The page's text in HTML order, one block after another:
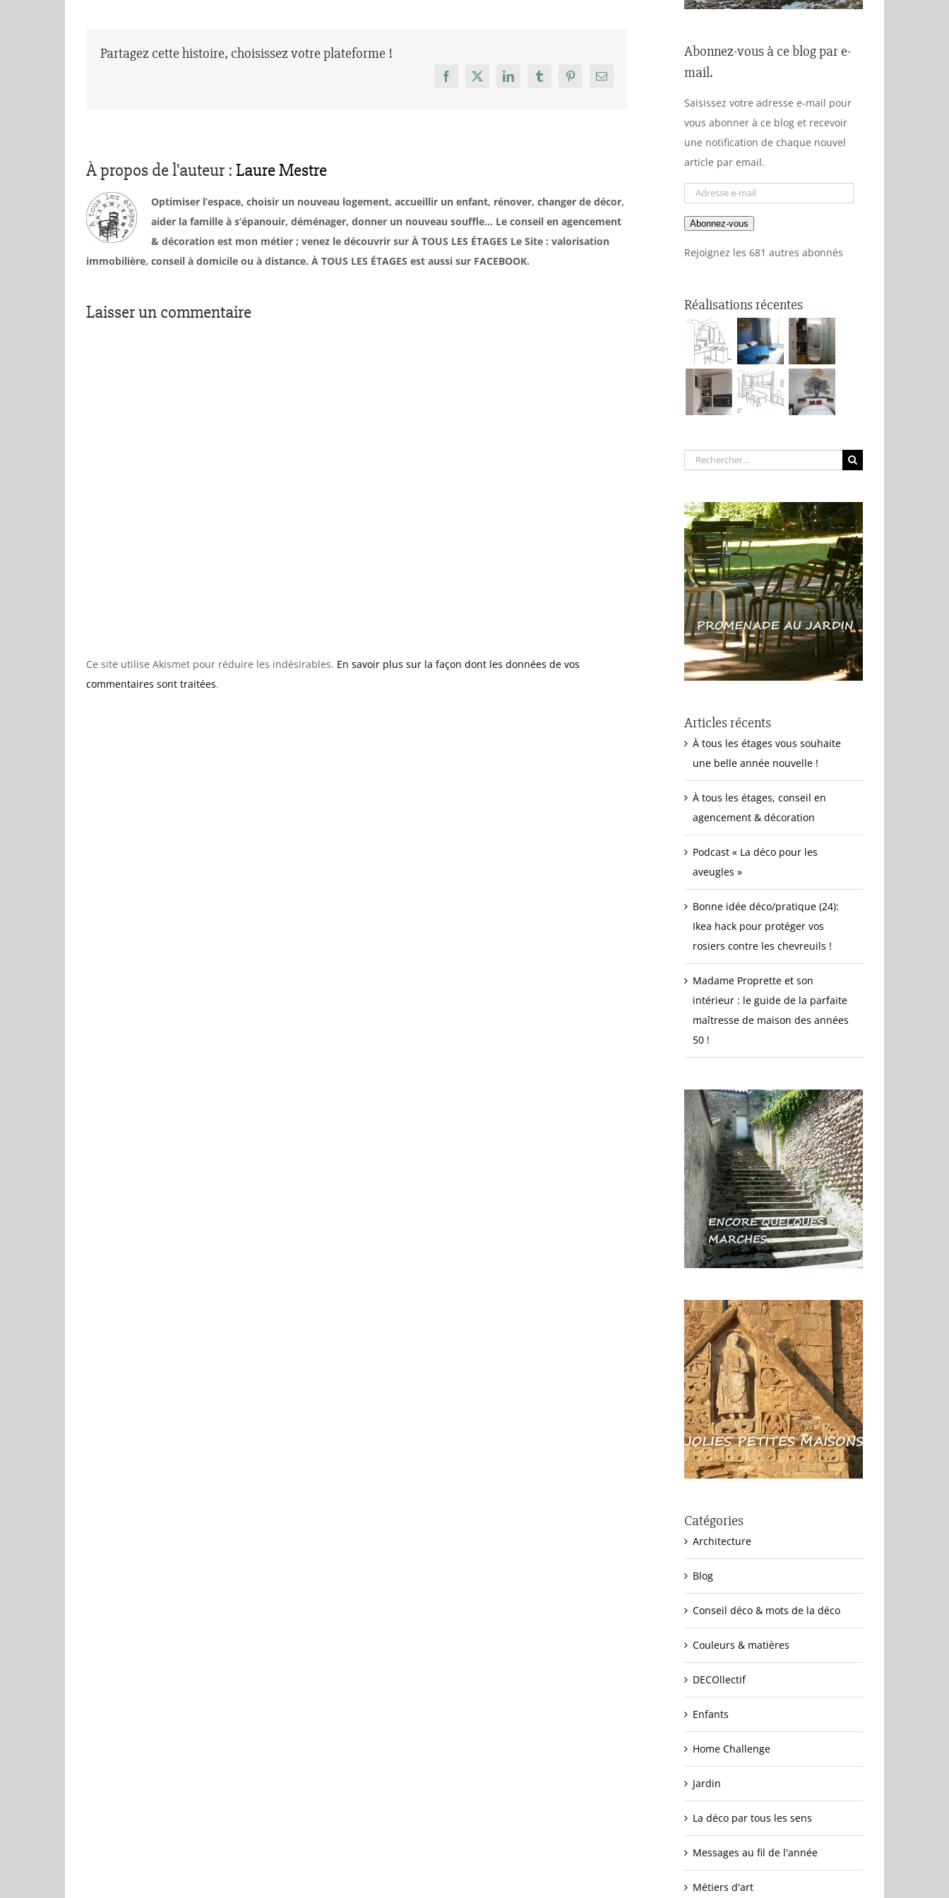
Partagez cette histoire, choisissez votre plateforme !
Facebook
X LinkedInTumblrPinterestEmail
À propos de l'auteur : Laure Mestre
Optimiser l’espace, choisir un nouveau logement, accueillir un enfant, rénover, changer de décor,
aider la famille à s’épanouir, déménager, donner un nouveau souffle… Le conseil en agencement
& décoration est mon métier ; venez le découvrir sur À TOUS LES ÉTAGES Le Site : valorisation
immobilière, conseil à domicile ou à distance. À TOUS LES ÉTAGES est aussi sur FACEBOOK.
Laisser un commentaire
Ce site utilise Akismet pour réduire les indésirables. En savoir plus sur la façon dont les données de vos
commentaires sont traitées.
Abonnez-vous à ce blog par e-
mail.
Saisissez votre adresse e-mail pour
vous abonner à ce blog et recevoir
une notification de chaque nouvel
article par email.
Adresse
mail
Abonnez-vous
Rejoignez les 681 autres abonnés
Réalisations récentes
Rechercher:
Articles récents
À tous les étages vous souhaite
une belle année nouvelle !
À tous les étages, conseil en
agencement & décoration
Podcast « La déco pour les
aveugles »
Bonne idée déco/pratique (24):
Ikea hack pour protéger vos
rosiers contre les chevreuils !
Madame Proprette et son
intérieur : le guide de la parfaite
maîtresse de maison des années
50 !
Catégories
Architecture
Blog
Conseil déco & mots de la déco
Couleurs & matières
DECOllectif
Enfants
Home Challenge
Jardin
La déco par tous les sens
Messages au fil de l'année
Métiers d'art